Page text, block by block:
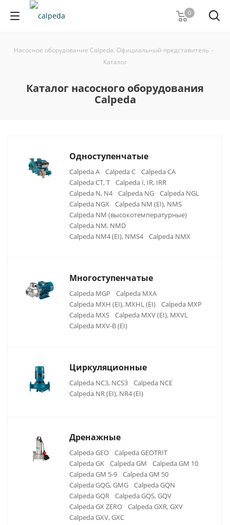
0
Насосное оборудование Calpeda. Официальный представитель -
Каталог
Каталог насосного оборудования
Calpeda
Одноступенчатые
Calpeda A Calpeda C
Calpeda CA
Calpeda CT, T
Calpeda I, IR, IRR
Calpeda N, N4
Calpeda NG
Calpeda NGL
Calpeda NGX
Calpeda NM (EI), NMS
Calpeda NM (высокотемпературные)
Calpeda NM, NMD
Calpeda NM4 (EI), NMS4
Calpeda NMX
Многоступенчатые
Calpeda MGP
Calpeda MXA
Calpeda MXH (EI), MXHL (EI)
Calpeda MXP
Calpeda MXS
Calpeda MXV (EI), MXVL
Calpeda MXV-B (EI)
Циркуляционные
Calpeda NC3, NCS3
Calpeda NCE
Calpeda NR (EI), NR4 (EI)
Дренажные
Calpeda GEO
Calpeda GEOTRIT
Calpeda GK
Calpeda GM
Calpeda GM 10
Calpeda GM 5-9
Calpeda GM 50
Calpeda GQG, GMG
Calpeda GQN
Calpeda GQR
Calpeda GQS, GQV
Calpeda GX ZERO
Calpeda GXR, GXV
Calpeda GXV, GXC